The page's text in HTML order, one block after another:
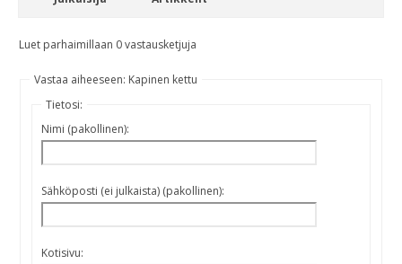
Luet parhaimillaan 0 vastausketjuja
Vastaa aiheeseen: Kapinen kettu
Tietosi:
Nimi (pakollinen):
Sähköposti (ei julkaista) (pakollinen):
Kotisivu: